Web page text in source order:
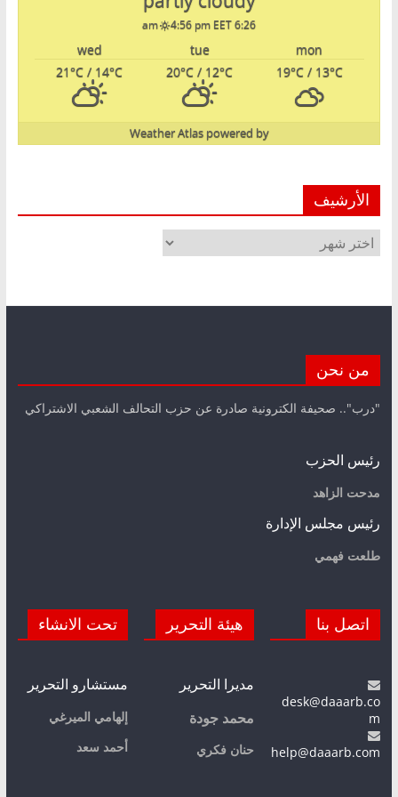
6:26 am
4:56 pm EET
mon
tue
wed
19°C/ 13°C
20°C / 12°C
21°C / 14°C
powered by
Weather Atlas
الأرشيف
الأرشيف
من نحن
"درب".. صحيفة الكترونية صادرة عن حزب التحالف الشعبي الاشتراكي
رئيس الحزب
مدحت الزاهد
رئيس مجلس الإدارة
طلعت فهمي
اتصل بنا
desk@daaarb.co
m
help@daaarb.com
هيئة التحرير
مديرا التحرير
محمد جودة
حنان فكري
تحت الانشاء
مستشارو التحرير
إلهامي الميرغي
أحمد سعد